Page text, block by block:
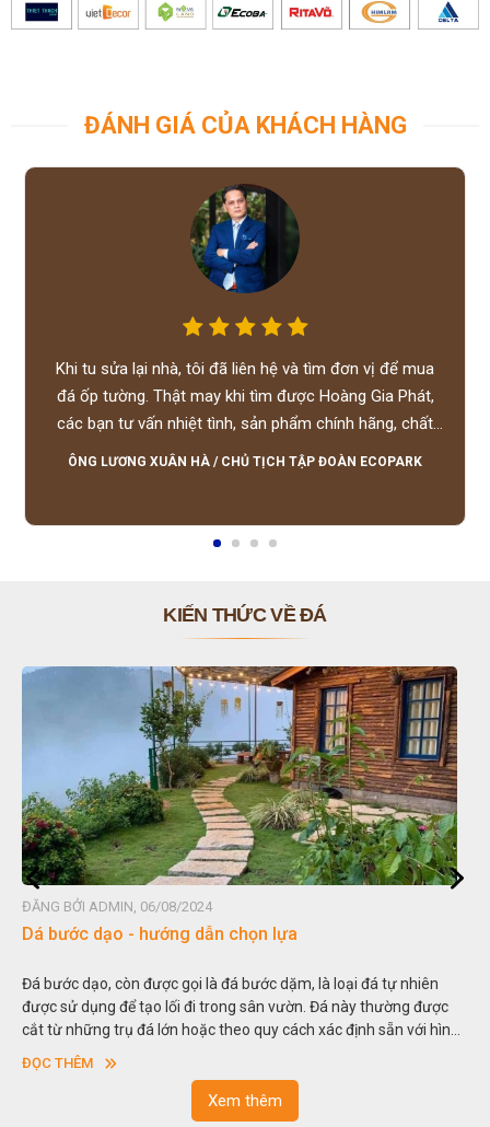
ĐÁNH GIÁ CỦA KHÁCH HÀNG
Khi tu sửa lại nhà, tôi đã liên hệ và tìm đơn vị để mua
đá ốp tường. Thật may khi tìm được Hoàng Gia Phát,
các bạn tư vấn nhiệt tình, sản phẩm chính hãng, chất
lượng tốt, giá hợp lý, hỗ trợ tận tình.
ÔNG LƯƠNG XUÂN HÀ / CHỦ TỊCH TẬP ĐOÀN ECOPARK
KIẾN THỨC VỀ ĐÁ
ĐĂNG BỞI ADMIN, 06/08/2024
Dá bước dạo - hướng dẫn chọn lựa
Đá bước dạo, còn được gọi là đá bước dặm, là loại đá tự nhiên
được sử dụng để tạo lối đi trong sân vườn. Đá này thường được
cắt từ những trụ đá lớn hoặc theo quy cách xác định sẵn với hình
vuông hoặc hình chữ nhật và có độ dày khác nhau.
ĐỌC THÊM
Xem thêm